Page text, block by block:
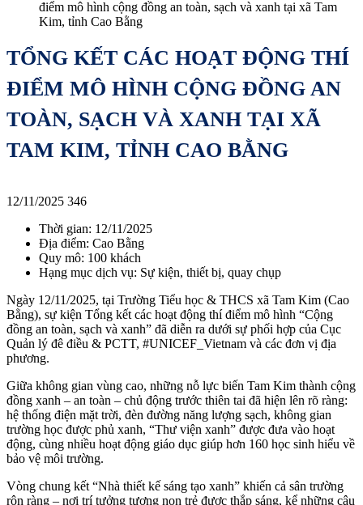
điểm mô hình cộng đồng an toàn, sạch và xanh tại xã Tam
Kim, tỉnh Cao Bằng
TỔNG KẾT CÁC HOẠT ĐỘNG THÍ
ĐIỂM MÔ HÌNH CỘNG ĐỒNG AN
TOÀN, SẠCH VÀ XANH TẠI XÃ
TAM KIM, TỈNH CAO BẰNG
12/11/2025 346
Thời gian: 12/11/2025
Địa điểm: Cao Bằng
Quy mô: 100 khách
Hạng mục dịch vụ: Sự kiện, thiết bị, quay chụp
Ngày 12/11/2025, tại Trường Tiểu học & THCS xã Tam Kim (Cao
Bằng), sự kiện Tổng kết các hoạt động thí điểm mô hình “Cộng
đồng an toàn, sạch và xanh” đã diễn ra dưới sự phối hợp của Cục
Quản lý đê điều & PCTT, #UNICEF_Vietnam và các đơn vị địa
phương.
Giữa không gian vùng cao, những nỗ lực biến Tam Kim thành cộng
đồng xanh – an toàn – chủ động trước thiên tai đã hiện lên rõ ràng:
hệ thống điện mặt trời, đèn đường năng lượng sạch, không gian
trường học được phủ xanh, “Thư viện xanh” được đưa vào hoạt
động, cùng nhiều hoạt động giáo dục giúp hơn 160 học sinh hiểu về
bảo vệ môi trường.
Vòng chung kết “Nhà thiết kế sáng tạo xanh” khiến cả sân trường
rộn ràng – nơi trí tưởng tượng non trẻ được thắp sáng, kể những câu